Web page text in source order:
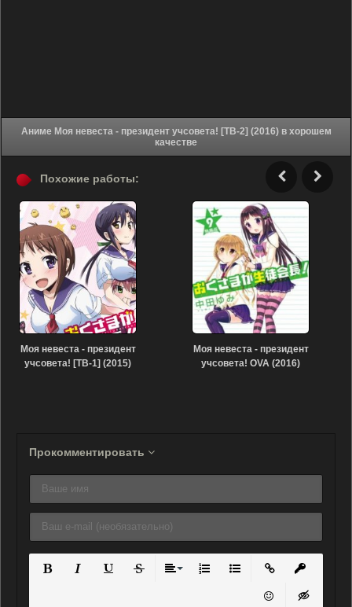
Аниме Моя невеста - президент учсовета! [ТВ-2] (2016) в хорошем
качестве
Похожие работы:
Моя невеста - президент
учсовета! [ТВ-1] (2015)
Моя невеста - президент
учсовета! OVA (2016)
Прокомментировать
Нумерованный список
Маркированный
Вставить ссылку
Вставить